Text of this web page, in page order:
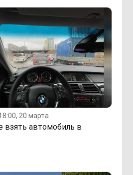
20 марта
взять автомобиль в